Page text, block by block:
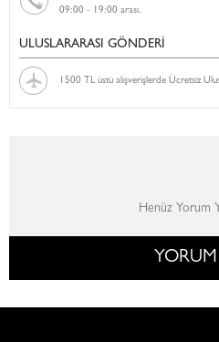
09:00 - 19:00 arası.
ULUSLARARASI GÖNDERİ
1500 TL üstü alışverişlerde Ücretsiz
Henüz Yorum